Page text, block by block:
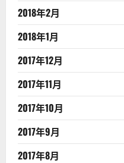
2018年2月
2018年1月
2017年12月
2017年11月
2017年10月
2017年9月
2017年8月